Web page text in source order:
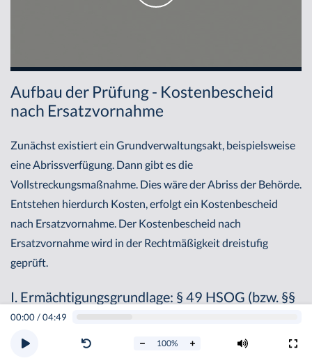
00:00/04:49
100%
Aufbau der Prüfung - Kostenbescheid
nach Ersatzvornahme
Zunächst existiert ein Grundverwaltungsakt, beispielsweise
eine Abrissverfügung. Dann gibt es die
Vollstreckungsmaßnahme. Dies wäre der Abriss der Behörde.
Entstehen hierdurch Kosten, erfolgt ein Kostenbescheid
nach Ersatzvornahme. Der Kostenbescheid nach
Ersatzvornahme wird in der Rechtmäßigkeit dreistufig
geprüft.
I. Ermächtigungsgrundlage: § 49 HSOG (bzw. §§
74, 80 HessVwVG i.V.m. §§ 6a, 11 I Nr. 11